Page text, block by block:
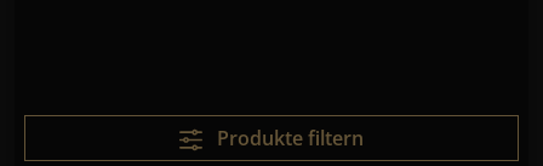
Produkte filtern